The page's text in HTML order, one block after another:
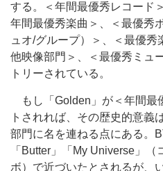
する。＜年間最優秀レコード
年間最優秀楽曲＞、＜最優秀
ュオ/グループ）＞、＜最優
他映像部門＞、＜最優秀ミュ
トリーされている。
もし「Golden」が＜年間最
トされれば、その歴史的意義
部門に名を連ねる点にある。
「Butter」「My Universe」
ボ）で近づいたとされるが、